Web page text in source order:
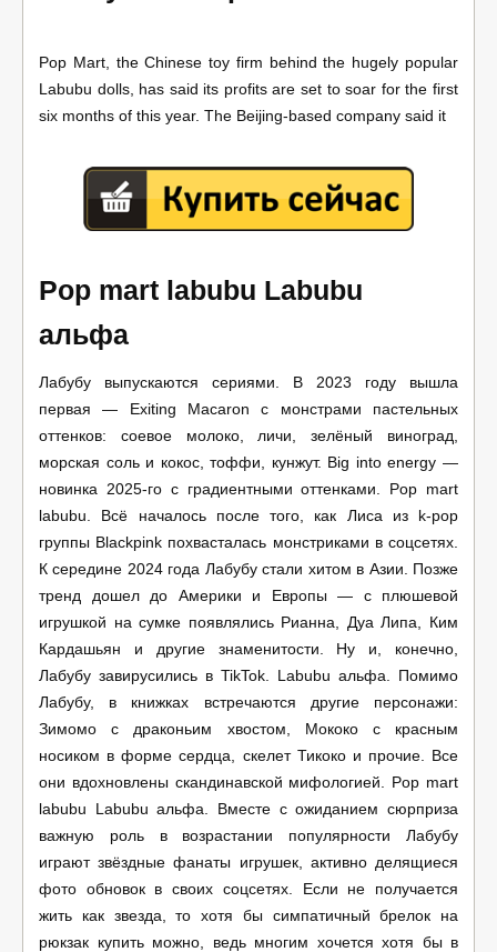
Pop Mart, the Chinese toy firm behind the hugely popular
Labubu dolls, has said its profits are set to soar for the first
six months of this year. The Beijing-based company said it
Pop mart labubu Labubu
альфа
Лабубу выпускаются сериями. В 2023 году вышла
первая — Exiting Macaron с монстрами пастельных
оттенков: соевое молоко, личи, зелёный виноград,
морская соль и кокос, тоффи, кунжут. Big into energy —
новинка 2025-го с градиентными оттенками. Pop mart
labubu. Всё началось после того, как Лиса из k-pop
группы Blackpink похвасталась монстриками в соцсетях.
К середине 2024 года Лабубу стали хитом в Азии. Позже
тренд дошел до Америки и Европы — с плюшевой
игрушкой на сумке появлялись Рианна, Дуа Липа, Ким
Кардашьян и другие знаменитости. Ну и, конечно,
Лабубу завирусились в TikTok. Labubu альфа. Помимо
Лабубу, в книжках встречаются другие персонажи:
Зимомо с драконьим хвостом, Мококо с красным
носиком в форме сердца, скелет Тикоко и прочие. Все
они вдохновлены скандинавской мифологией. Pop mart
labubu Labubu альфа. Вместе с ожиданием сюрприза
важную роль в возрастании популярности Лабубу
играют звёздные фанаты игрушек, активно делящиеся
фото обновок в своих соцсетях. Если не получается
жить как звезда, то хотя бы симпатичный брелок на
рюкзак купить можно, ведь многим хочется хотя бы в